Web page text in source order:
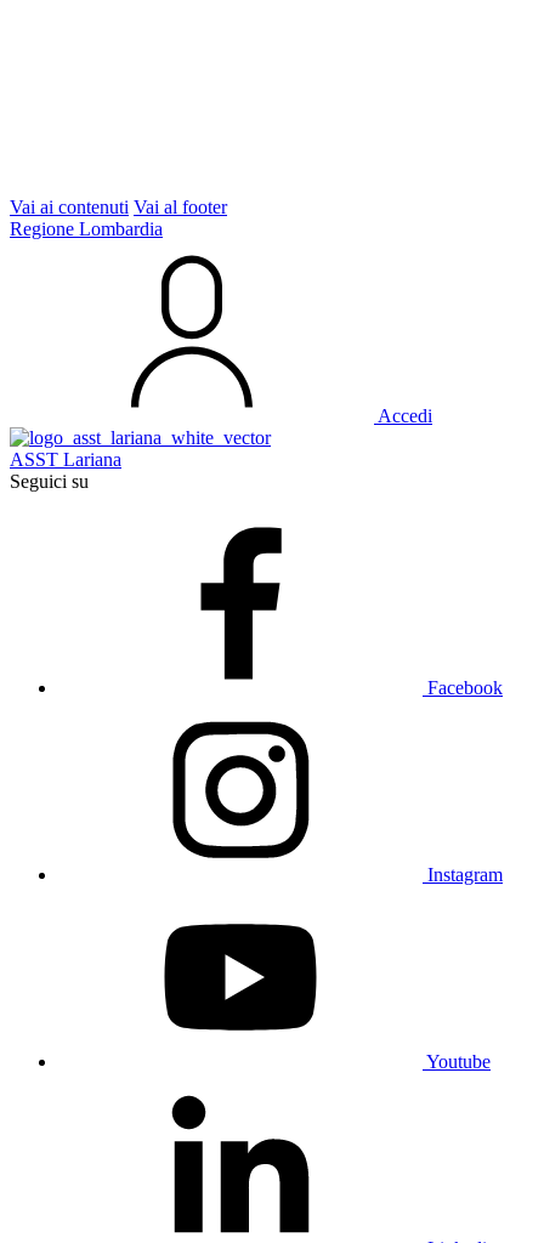
Vai ai contenuti Vai al footer
Regione Lombardia
Accedi
ASST Lariana
Seguici su
Facebook
Instagram
Youtube